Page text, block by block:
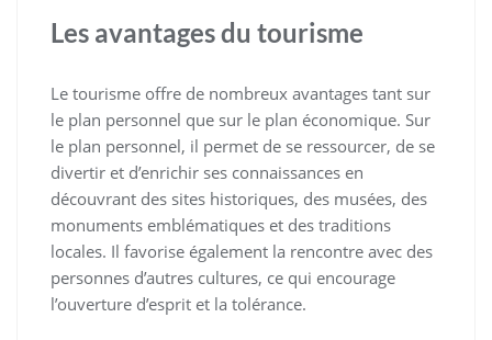
Les avantages du tourisme
Le tourisme offre de nombreux avantages tant sur
le plan personnel que sur le plan économique. Sur
le plan personnel, il permet de se ressourcer, de se
divertir et d’enrichir ses connaissances en
découvrant des sites historiques, des musées, des
monuments emblématiques et des traditions
locales. Il favorise également la rencontre avec des
personnes d’autres cultures, ce qui encourage
l’ouverture d’esprit et la tolérance.